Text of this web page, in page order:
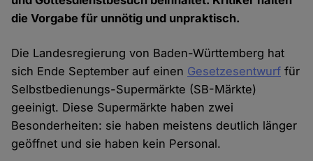
die Vorgabe für unnötig und unpraktisch.
Die Landesregierung von Baden-Württemberg hat
sich Ende September auf einen Gesetzesentwurf für
Selbstbedienungs-Supermärkte (SB-Märkte)
geeinigt. Diese Supermärkte haben zwei
Besonderheiten: sie haben meistens deutlich länger
geöffnet und sie haben kein Personal.